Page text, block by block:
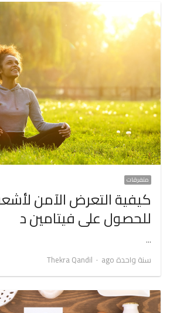
متفرقات
كيفية التعرض الآمن
للحصول على فيتامين د
…
سنة واحدة ago
Author
Thekra Qandil